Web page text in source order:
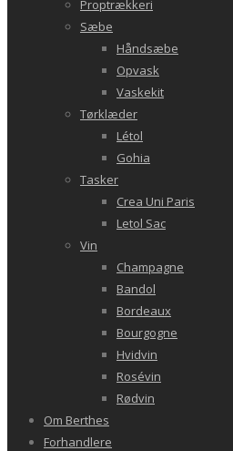
Proptrækkeri
Sæbe
Håndsæbe
Opvask
Vaskekit
Tørklæder
Létol
Gohia
Tasker
Crea Uni Paris
Letol Sac
Vin
Champagne
Bandol
Bordeaux
Bourgogne
Hvidvin
Rosévin
Rødvin
Om Berthes
Forhandlere